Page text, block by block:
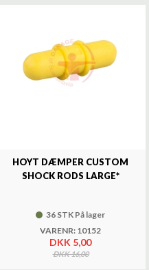
HOYT DÆMPER CUSTOM
SHOCK RODS LARGE*
36 STK På lager
VARENR: 10152
DKK 5,00
DKK 16,00